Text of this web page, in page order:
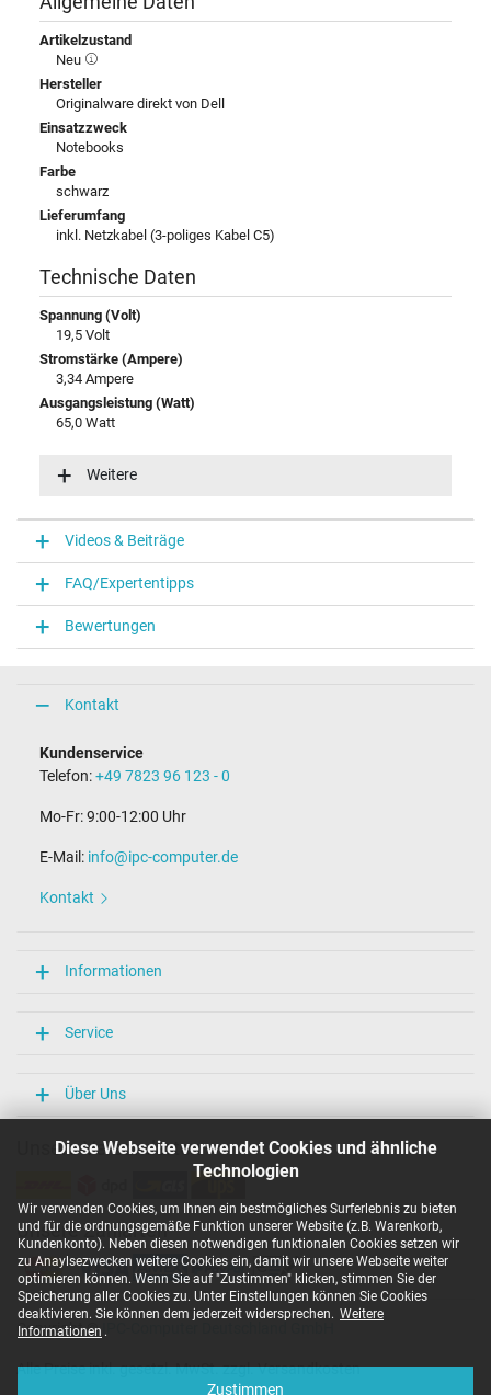
Diese Webseite verwendet Cookies und ähnliche
Technologien
Wir verwenden Cookies, um Ihnen ein bestmögliches Surferlebnis zu bieten
und für die ordnungsgemäße Funktion unserer Website (z.B. Warenkorb,
Kundenkonto). Neben diesen notwendigen funktionalen Cookies setzen wir
zu Anaylsezwecken weitere Cookies ein, damit wir unsere Webseite weiter
optimieren können. Wenn Sie auf "Zustimmen" klicken, stimmen Sie der
Speicherung aller Cookies zu. Unter Einstellungen können Sie Cookies
deaktivieren. Sie können dem jederzeit widersprechen. Weitere
Informationen .
Zustimmen
Artikelzustand
Neu
Hersteller
Originalware direkt von Dell
Einsatzzweck
Notebooks
Farbe
schwarz
Lieferumfang
inkl. Netzkabel (3-poliges Kabel C5)
Technische Daten
Spannung (Volt)
19,5 Volt
Stromstärke (Ampere)
3,34 Ampere
Ausgangsleistung (Watt)
65,0 Watt
100-240V / 50-60Hz
Funktions-LED
Funktions-LED im Stecker
Notebook Stecker
Steckertyp / -form
rund / 180° gerade
9,5 mm
Ja
Länge Anschlusskabel (m) (ca.)
Länge / Breite / Höhe
Weitere Daten
Ja
CE
N
PSE
SEC
Singapore Safety Mark
TÜV Argentina Certificado
TÜV Geprüfte Sicherheit
UKCA
UL Listed
Weitere
Videos & Beiträge
FAQ/Expertentipps
Bewertungen
Kontakt
Kundenservice
Telefon:+49 7823 96 123 - 0
Mo-Fr: 9:00-12:00 Uhr
E-Mail: info@ipc-computer.de
Kontakt
Informationen
Service
Über Uns
Unsere Versandarten
Unsere Zahlarten
Copyright ©
Alle Preise inkl. gesetzl. MwSt. zzgl. Versandkosten